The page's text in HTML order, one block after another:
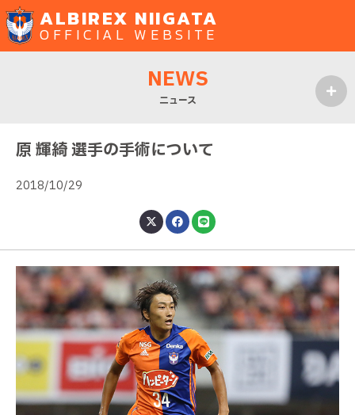
ALBIREX NIIGATA
OFFICIAL WEBSITE
NEWS
ニュース
原 輝綺 選手の手術について
2018/10/29